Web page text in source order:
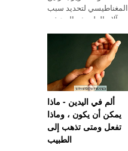
المغناطيسي لتحديد سبب
آلام الظهر ثم البدء في
ألم في اليدين - ماذا
يمكن أن يكون ، وماذا
تفعل ومتى تذهب إلى
الطبيب